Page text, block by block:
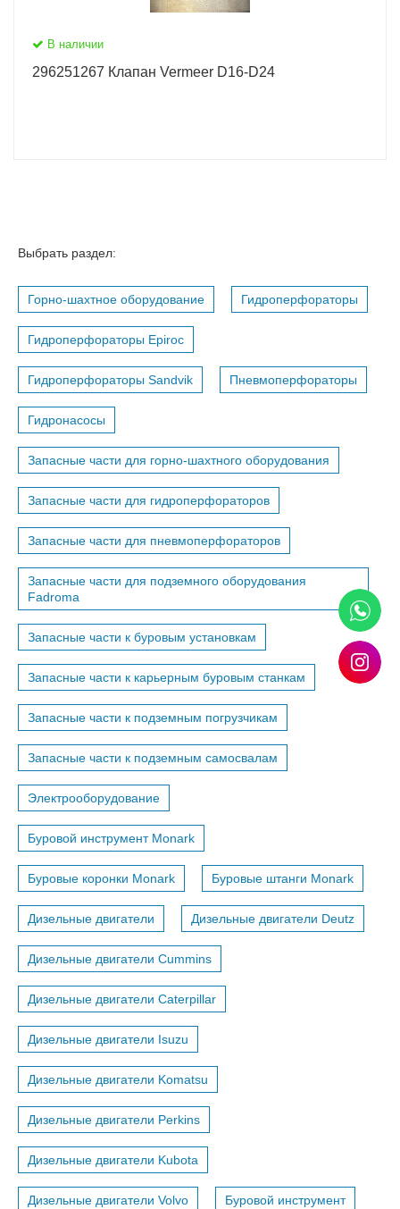
В наличии
296251267 Клапан Vermeer D16-D24
Выбрать раздел:
Горно-шахтное оборудование Гидроперфораторы
Гидроперфораторы Epiroc
Гидроперфораторы Sandvik Пневмоперфораторы
Гидронасосы
Запасные части для горно-шахтного оборудования
Запасные части для гидроперфораторов
Запасные части для пневмоперфораторов
Запасные части для подземного оборудования
Fadroma
Запасные части к буровым установкам
Запасные части к карьерным буровым станкам
Запасные части к подземным погрузчикам
Запасные части к подземным самосвалам
Электрооборудование
Буровой инструмент Monark
Буровые коронки Monark Буровые штанги Monark
Дизельные двигатели Дизельные двигатели Deutz
Дизельные двигатели Cummins
Дизельные двигатели Caterpillar
Дизельные двигатели Isuzu
Дизельные двигатели Komatsu
Дизельные двигатели Perkins
Дизельные двигатели Kubota
Дизельные двигатели Volvo Буровой инструмент